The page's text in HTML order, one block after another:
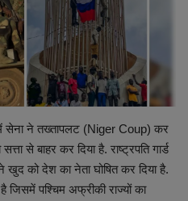
सेना ने तख्तापलट (Niger Coup) कर
से बाहर कर दिया है. राष्ट्रपति गार्ड
खुद को देश का नेता घोषित कर दिया है.
जिसमें पश्चिम अफ्रीकी राज्यों का